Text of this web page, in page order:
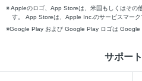
Appleのロゴ、App Storeは、米国もしくはその
す。 App Storeは、Apple Inc.のサービスマーク
Google Play および Google Play ロゴは Google
サポー